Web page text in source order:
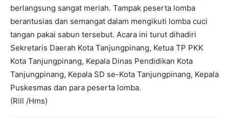
berlangsung sangat meriah. Tampak peserta lomba
berantusias dan semangat dalam mengikuti lomba cuci
tangan pakai sabun tersebut. Acara ini turut dihadiri
Sekretaris Daerah Kota Tanjungpinang, Ketua TP PKK
Kota Tanjungpinang, Kepala Dinas Pendidikan Kota
Tanjungpinang, Kepala SD se-Kota Tanjungpinang, Kepala
Puskesmas dan para peserta lomba.
(Rill /Hms)